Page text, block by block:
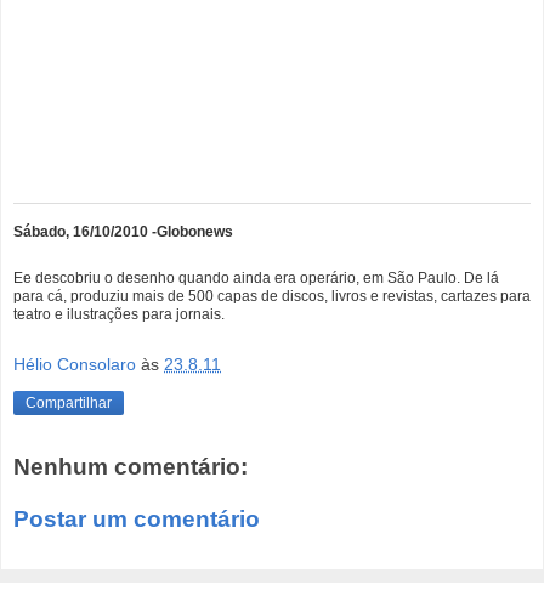
Sábado, 16/10/2010 -Globonews
Ee descobriu o desenho quando ainda era operário, em São Paulo. De lá
para cá, produziu mais de 500 capas de discos, livros e revistas, cartazes para
teatro e ilustrações para jornais.
Hélio Consolaro às 23.8.11
Compartilhar
Nenhum comentário:
Postar um comentário